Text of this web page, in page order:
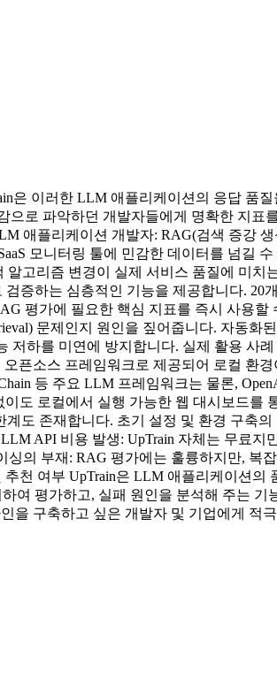
은 이러한 LLM 애플리케이션의 응답 품질
로 파악하던 개발자들에게 명확한 지표
애플리케이션 개발자: RAG(검색 증강 생
모니터링 툴에 민감한 데이터를 넘길
고리즘 변경이 실제 서비스 품질에 미치
증하는 심층적인 기능을 제공합니다. 20
평가에 필요한 핵심 지표를 즉시 사용
문제인지 원인을 짚어줍니다. 자동화
저하를 미연에 방지합니다. 실제 활용 사
픈소스 프레임워크로 제공되어 로컬 환
등 주요 LLM 프레임워크는 물론,
도 로컬에서 실행 가능한 웹 대시보드를
도 존재합니다. 초기 설정 및 환경 구축의
API 비용 발생: UpTrain 자체는 무료지
의 부재: RAG 평가에는 훌륭하지만, 복
천 여부 UpTrain은 LLM 애플리케이션의
여 평가하고, 실패 원인을 분석해 주는 기
을 구축하고 싶은 개발자 및 기업에게 적